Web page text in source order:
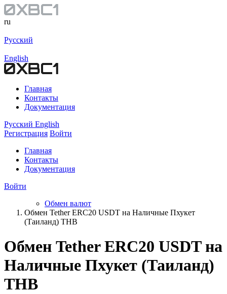
ru
Русский
English
Главная
Контакты
Документация
Русский English
Регистрация Войти
Главная
Контакты
Документация
Войти
Обмен валют
Обмен Tether ERC20 USDT на Наличные Пхукет
(Таиланд) THB
Обмен Tether ERC20 USDT на
Наличные Пхукет (Таиланд)
THB